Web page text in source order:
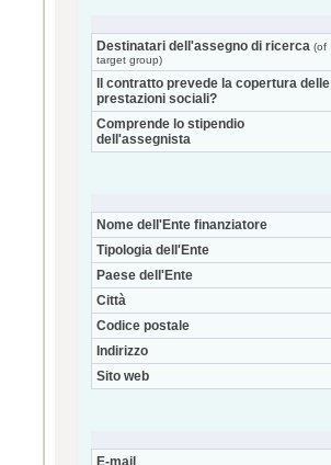
Destinatari dell'assegno di ricerca (of
target group)
Il contratto prevede la copertura delle
prestazioni sociali?
Comprende lo stipendio
dell'assegnista
Nome dell'Ente finanziatore
Tipologia dell'Ente
Paese dell'Ente
Città
Codice postale
Indirizzo
Sito web
E-mail